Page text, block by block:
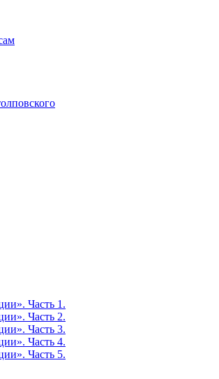
Часть 1.
Часть 2.
Часть 3.
Часть 4.
Часть 5.